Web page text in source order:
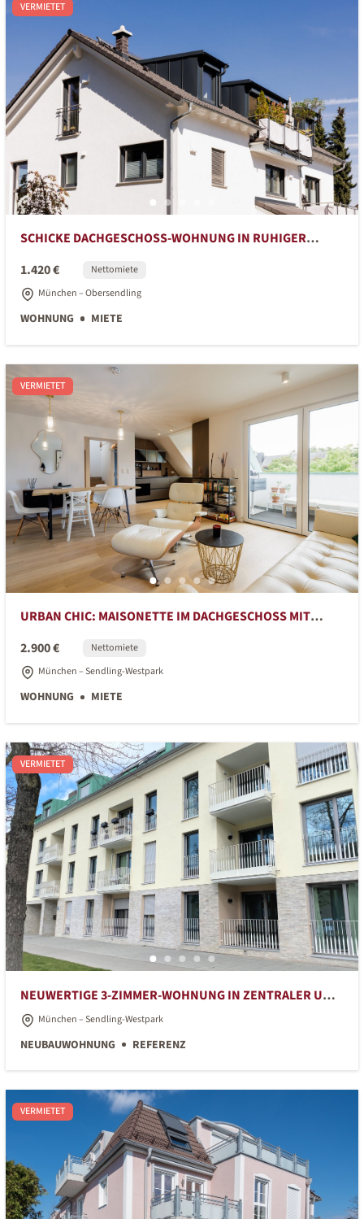
VERMIETET
SCHICKE DACHGESCHOSS-WOHNUNG IN RUHIGER
1.420 €
Nettomiete
München – Obersendling
WOHNUNG MIETE
VERMIETET
URBAN CHIC: MAISONETTE IM DACHGESCHOSS MIT
2.900 €
Nettomiete
München – Sendling-Westpark
WOHNUNG MIETE
VERMIETET
NEUWERTIGE 3-ZIMMER-WOHNUNG IN ZENTRALER UND
RUHIGER LAGE
München – Sendling-Westpark
NEUBAUWOHNUNG REFERENZ
VERMIETET